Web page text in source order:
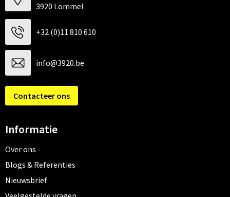
3920 Lommel
+32 (0)11 810 610
info@3920.be
Contacteer ons
Informatie
Over ons
Blogs & Referenties
Nieuwsbrief